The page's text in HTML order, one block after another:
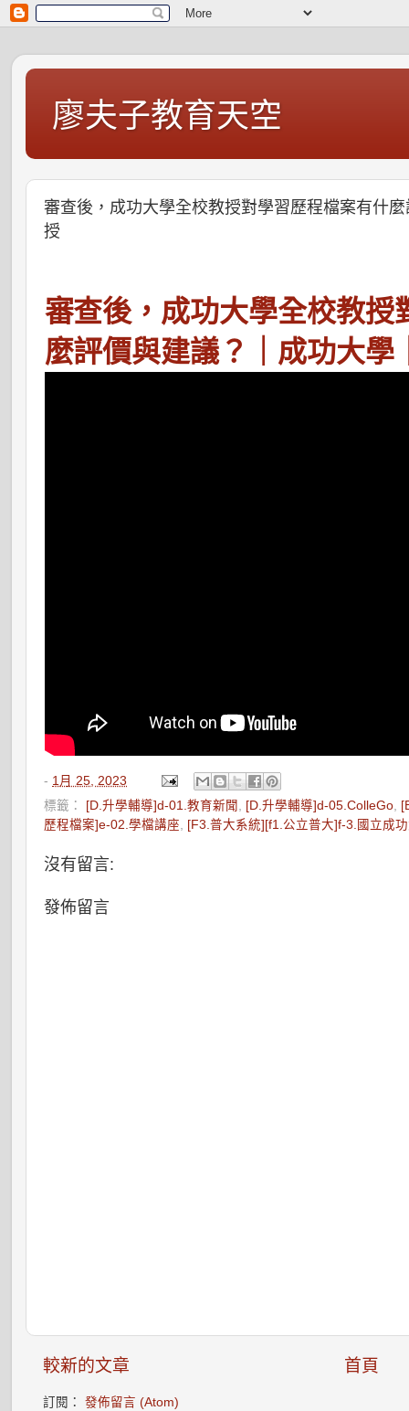
廖夫子教育天空
審查後，成功大學全校教授對學習歷程檔案有什
授
審查後，成功大學全校教授
麼評價與建議？｜成功大學
- 1月 25, 2023
標籤： [D.升學輔導]d-01.教育新聞 , [D.升學輔導]d-05.ColleGo,
歷程檔案]e-02.學檔講座, [F3.普大系統][f1.公立普大]f-3.國立成
沒有留言:
發佈留言
較新的文章 首頁
訂閱：發佈留言 (Atom)